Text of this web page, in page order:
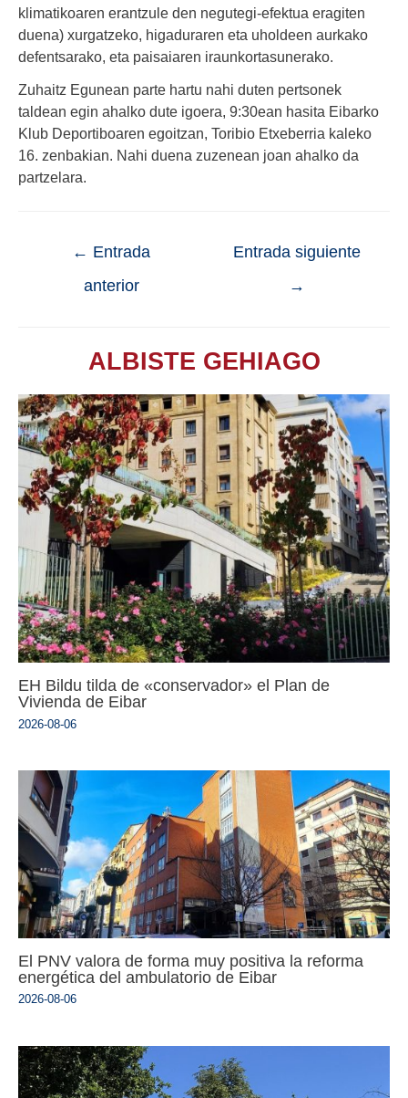
klimatikoaren erantzule den negutegi-efektua eragiten
duena) xurgatzeko, higaduraren eta uholdeen aurkako
defentsarako, eta paisaiaren iraunkortasunerako.
Zuhaitz Egunean parte hartu nahi duten pertsonek
taldean egin ahalko dute igoera, 9:30ean hasita Eibarko
Klub Deportiboaren egoitzan, Toribio Etxeberria kaleko
16. zenbakian. Nahi duena zuzenean joan ahalko da
partzelara.
← Entrada
anterior
Entrada siguiente
→
ALBISTE GEHIAGO
EH Bildu tilda de «conservador» el Plan de
Vivienda de Eibar
2026-08-06
El PNV valora de forma muy positiva la reforma
energética del ambulatorio de Eibar
2026-08-06